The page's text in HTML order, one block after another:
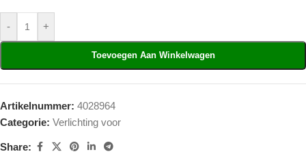
- +
Toevoegen Aan Winkelwagen
Artikelnummer: 4028964
Categorie: Verlichting voor
Share: